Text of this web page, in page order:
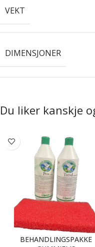
VEKT
DIMENSJONER
Du liker kanskje
BEHANDLINGSPAKKE